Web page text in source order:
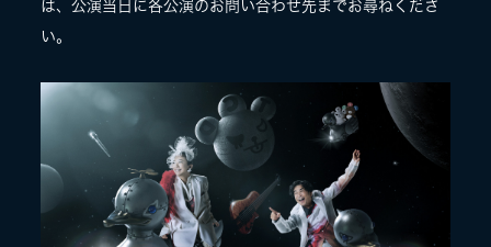
は、公演当日に各公演のお問い合わせ先までお尋ねくださ
い。